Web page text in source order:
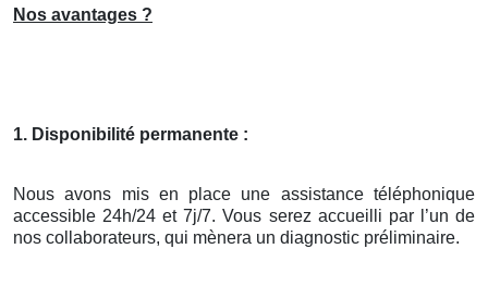
Nos avantages ?
1. Disponibilité permanente :
Nous avons mis en place une assistance téléphonique
accessible 24h/24 et 7j/7. Vous serez accueilli par l’un de
nos collaborateurs, qui mènera un diagnostic préliminaire.